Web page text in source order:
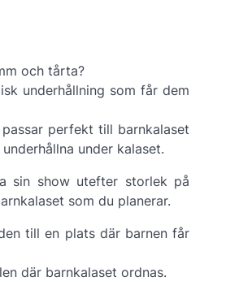
och tårta?
underhållning som får dem
perfekt till barnkalaset
under kalaset.
sin show utefter storlek på
som du planerar.
till en plats där barnen får
där barnkalaset ordnas.